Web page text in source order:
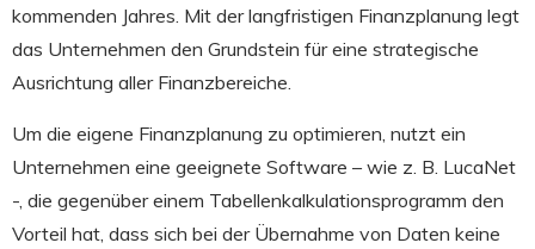
kommenden Jahres. Mit der langfristigen Finanzplanung legt
das Unternehmen den Grundstein für eine strategische
Ausrichtung aller Finanzbereiche.
Um die eigene Finanzplanung zu optimieren, nutzt ein
Unternehmen eine geeignete Software – wie z. B. LucaNet
-, die gegenüber einem Tabellenkalkulationsprogramm den
Vorteil hat, dass sich bei der Übernahme von Daten keine